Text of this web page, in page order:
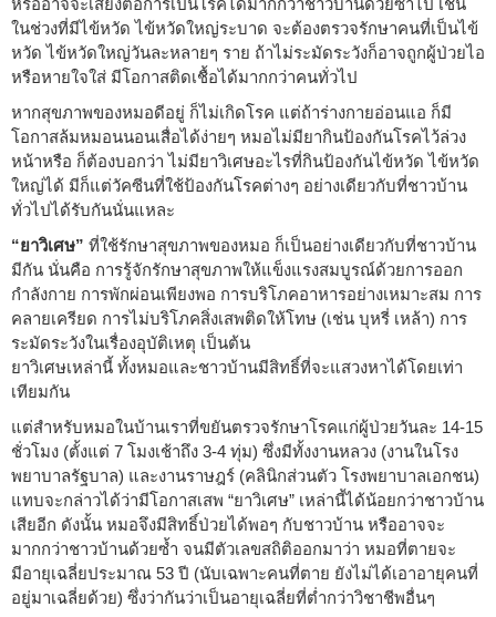
ในช่วงที่มีไข้หวัด ไข้หวัดใหญ่ระบาด จะต้องตรวจรักษาคนที่เป็นไข้
หวัด ไข้หวัดใหญ่วันละหลายๆ ราย ถ้าไม่ระมัดระวังก็อาจถูกผู้ป่วยไอ
หรือหายใจใส่ มีโอกาสติดเชื้อได้มากกว่าคนทั่วไป
หากสุขภาพของหมอดีอยู่ ก็ไม่เกิดโรค แต่ถ้าร่างกายอ่อนแอ ก็มี
โอกาสล้มหมอนนอนเสื่อได้ง่ายๆ หมอไม่มียากินป้องกันโรคไว้ล่วง
หน้าหรือ ก็ต้องบอกว่า ไม่มียาวิเศษอะไรที่กินป้องกันไข้หวัด ไข้หวัด
ใหญ่ได้ มีก็แต่วัคซีนที่ใช้ป้องกันโรคต่างๆ อย่างเดียวกับที่ชาวบ้าน
ทั่วไปได้รับกันนั่นแหละ
“ยาวิเศษ” ที่ใช้รักษาสุขภาพของหมอ ก็เป็นอย่างเดียวกับที่ชาวบ้าน
มีกัน นั่นคือ การรู้จักรักษาสุขภาพให้แข็งแรงสมบูรณ์ด้วยการออก
กำลังกาย การพักผ่อนเพียงพอ การบริโภคอาหารอย่างเหมาะสม การ
คลายเครียด การไม่บริโภคสิ่งเสพติดให้โทษ (เช่น บุหรี่ เหล้า) การ
ระมัดระวังในเรื่องอุบัติเหตุ เป็นต้น
ยาวิเศษเหล่านี้ ทั้งหมอและชาวบ้านมีสิทธิ์ที่จะแสวงหาได้โดยเท่า
เทียมกัน
แต่สำหรับหมอในบ้านเราที่ขยันตรวจรักษาโรคแก่ผู้ป่วยวันละ 14-15
ชั่วโมง (ตั้งแต่ 7 โมงเช้าถึง 3-4 ทุ่ม) ซึ่งมีทั้งงานหลวง (งานในโรง
พยาบาลรัฐบาล) และงานราษฎร์ (คลินิกส่วนตัว โรงพยาบาลเอกชน)
แทบจะกล่าวได้ว่ามีโอกาสเสพ “ยาวิเศษ” เหล่านี้ได้น้อยกว่าชาวบ้าน
เสียอีก ดังนั้น หมอจึงมีสิทธิ์ป่วยได้พอๆ กับชาวบ้าน หรืออาจจะ
มากกว่าชาวบ้านด้วยซ้ำ จนมีตัวเลขสถิติออกมาว่า หมอที่ตายจะ
มีอายุเฉลี่ยประมาณ 53 ปี (นับเฉพาะคนที่ตาย ยังไม่ได้เอาอายุคนที่
อยู่มาเฉลี่ยด้วย) ซึ่งว่ากันว่าเป็นอายุเฉลี่ยที่ต่ำกว่าวิชาชีพอื่นๆ